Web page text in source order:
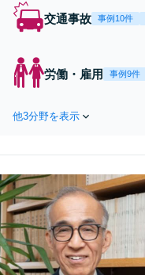
交通事故 事例10件
労働・雇用 事例9件
他3分野を表示